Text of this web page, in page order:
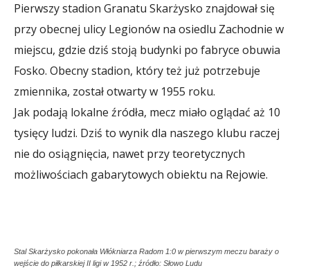
Pierwszy stadion Granatu Skarżysko znajdował się
przy obecnej ulicy Legionów na osiedlu Zachodnie w
miejscu, gdzie dziś stoją budynki po fabryce obuwia
Fosko. Obecny stadion, który też już potrzebuje
zmiennika, został otwarty w 1955 roku.
Jak podają lokalne źródła, mecz miało oglądać aż 10
tysięcy ludzi. Dziś to wynik dla naszego klubu raczej
nie do osiągnięcia, nawet przy teoretycznych
możliwościach gabarytowych obiektu na Rejowie.
Stal Skarżysko pokonała Włókniarza Radom 1:0 w pierwszym meczu baraży o
wejście do piłkarskiej II ligi w 1952 r.; źródło: Słowo Ludu